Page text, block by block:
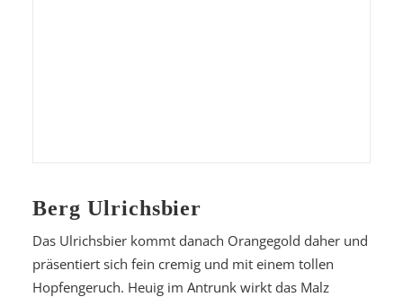
Berg Ulrichsbier
Das Ulrichsbier kommt danach Orangegold daher und
präsentiert sich fein cremig und mit einem tollen
Hopfengeruch. Heuig im Antrunk wirkt das Malz